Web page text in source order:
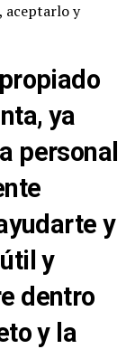
aceptarlo y
ya
personal
y
y
dentro
y la